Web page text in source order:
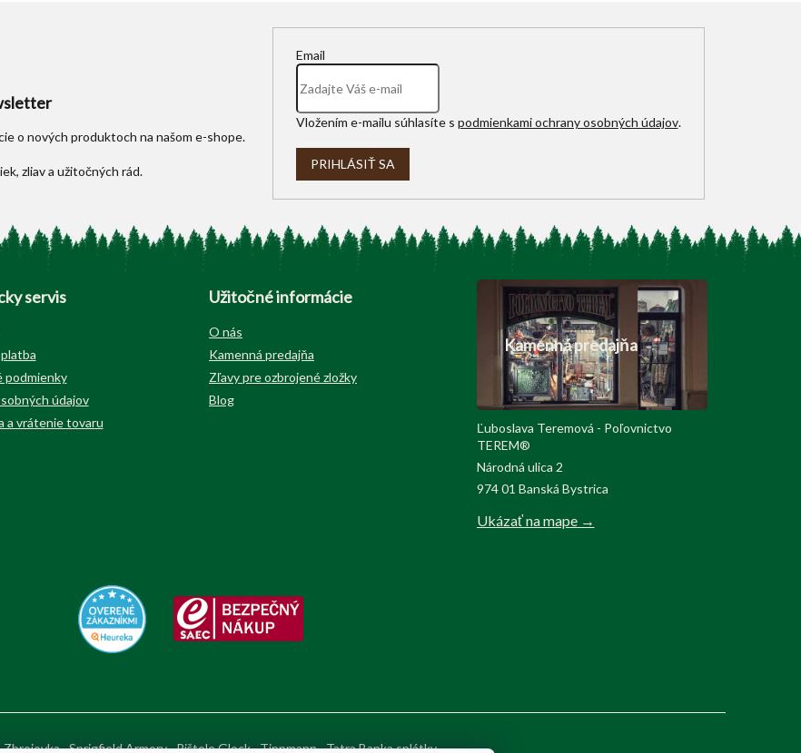
o nových produktoch na našom e-shope.
Email
Vložením e-mailu súhlasíte s podmienkami ochrany osobných údajov.
PRIHLÁSIŤ SA
servis
podmienky
údajov
a vrátenie tovaru
Užitočné informácie
O nás
Kamenná predajňa
Zľavy pre ozbrojené zložky
Blog
Kamenná predajňa
Ľuboslava Teremová - Poľovnictvo
TEREM®
Národná ulica 2
974 01 Banská Bystrica
Ukázať na mape →
Zbrojovka Sprigfield Armory Pištole Glock Tippmann Tatra Banka splátky